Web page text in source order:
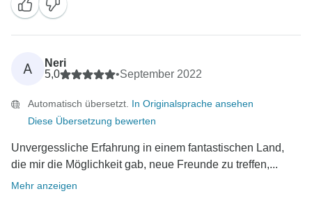
A
Neri
5,0
•September 2022
Automatisch übersetzt. In Originalsprache ansehen
Diese Übersetzung bewerten
Unvergessliche Erfahrung in einem fantastischen Land,
die mir die Möglichkeit gab, neue Freunde zu treffen,...
Mehr anzeigen